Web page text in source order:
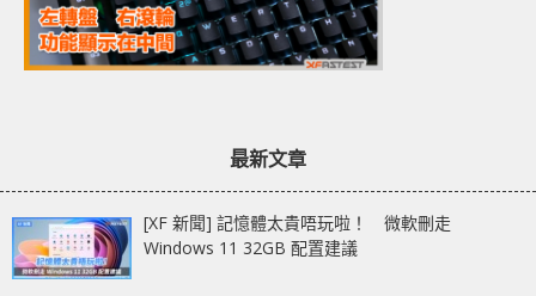
最新文章
[XF 新聞] 記憶體太貴唔玩啦！ 微軟刪走
Windows 11 32GB 配置建議